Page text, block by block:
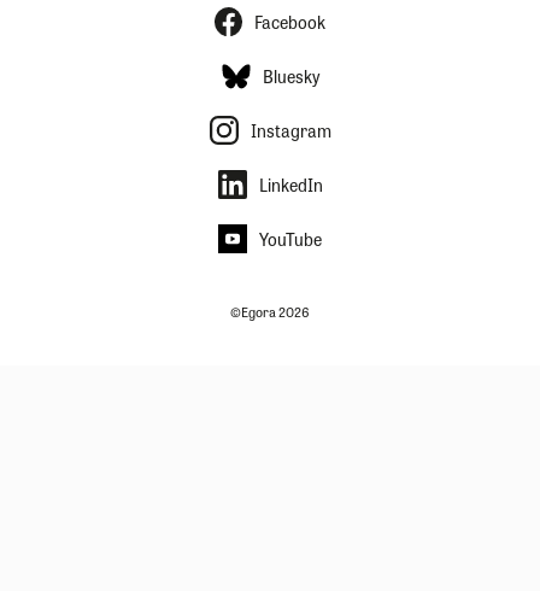
Facebook
Bluesky
Instagram
LinkedIn
YouTube
©Egora 2026